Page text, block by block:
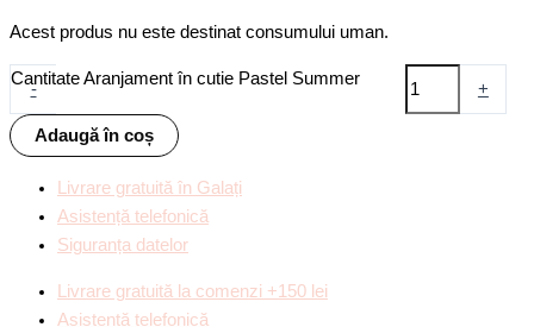
Acest produs nu este destinat consumului uman.
-
Cantitate Aranjament în cutie Pastel Summer
+
Adaugă în coș
Livrare gratuită în Galați
Asistență telefonică
Siguranța datelor
Livrare gratuită la comenzi +150 lei
Asistență telefonică